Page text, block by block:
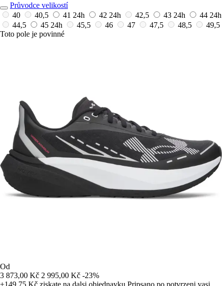
Průvodce velikostí
40
40,5 41 24h 42 24h 42,5 43 24h 44 24h
44,5
45 24h 45,5 46 47 47,5 48,5
49,5
Toto pole je povinné
Od
3 873,00 Kč 2 995,00 Kč -23%